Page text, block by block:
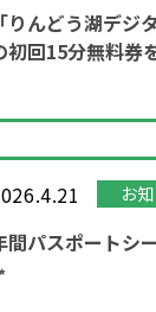
「りんどう湖デジ
初回15分無料券
お
間パスポートシ